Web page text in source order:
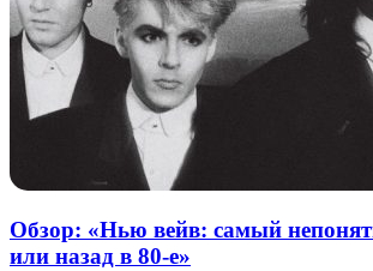
Обзор: «Нью вейв: самый
или назад в 80-е»